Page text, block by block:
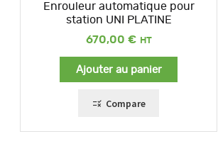
Enrouleur automatique pour
station UNI PLATINE
670,00 €
Ajouter au panier
Compare